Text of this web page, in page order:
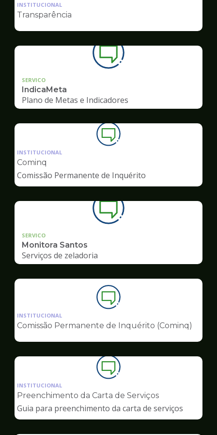
Ouvidoria
INSTITUCIONAL
Transparência
SERVICO
IndicaMeta
Plano de Metas e Indicadores
Ilustração
da
de
Ouvidoria
INSTITUCIONAL
Cominq
Comissão Permanente de Inquérito
SERVICO
Monitora Santos
Serviços de zeladoria
Ilustração
da
pagina
Ouvidoria
INSTITUCIONAL
Comissão Permanente de Inquérito (Cominq)
Ilustração
da
pagina
de
Ouvidoria
INSTITUCIONAL
Preenchimento da Carta de Serviços
Guia para preenchimento da carta de serviços